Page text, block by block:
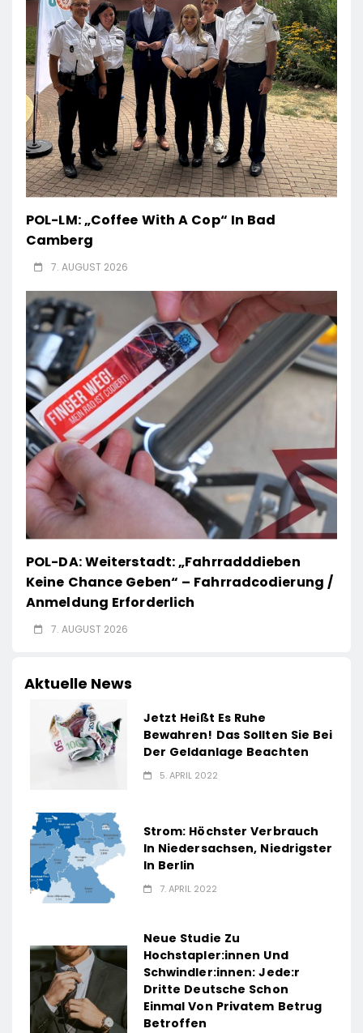
POL-LM: „Coffee With A Cop“ In Bad
Camberg
7. AUGUST 2026
POL-DA: Weiterstadt: „Fahrradddieben
Keine Chance Geben“ – Fahrradcodierung /
Anmeldung Erforderlich
7. AUGUST 2026
Aktuelle News
Jetzt Heißt Es Ruhe
Bewahren! Das Sollten Sie Bei
Der Geldanlage Beachten
5. APRIL 2022
Strom: Höchster Verbrauch
In Niedersachsen, Niedrigster
In Berlin
7. APRIL 2022
Neue Studie Zu
Hochstapler:innen Und
Schwindler:innen: Jede:r
Dritte Deutsche Schon
Einmal Von Privatem Betrug
Betroffen